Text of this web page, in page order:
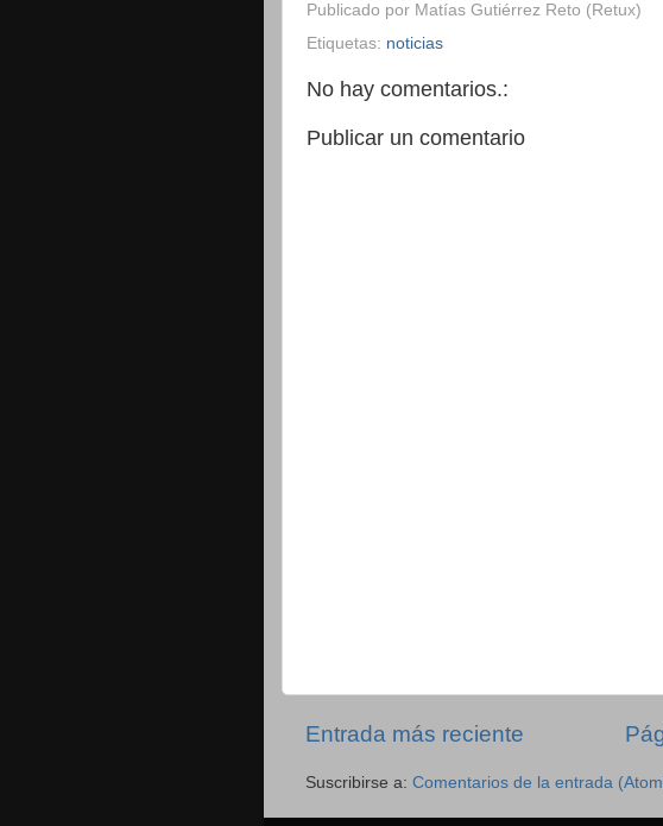
Publicado por Matías Gutiérrez Reto (Retux)
Etiquetas: noticias
No hay comentarios.:
Publicar un comentario
Entrada más reciente
Suscribirse a: Comentarios de la entrada